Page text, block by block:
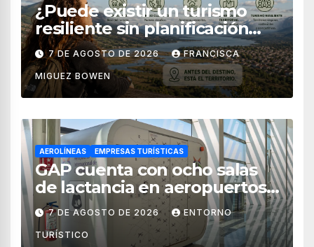
¿Puede existir un turismo
resiliente sin planificación
territorial?
7 DE AGOSTO DE 2026 FRANCISCA
MIGUEZ BOWEN
AEROLÍNEAS EMPRESAS TURÍSTICAS
GAP cuenta con ocho salas
de lactancia en aeropuertos
de México
7 DE AGOSTO DE 2026 ENTORNO
TURÍSTICO